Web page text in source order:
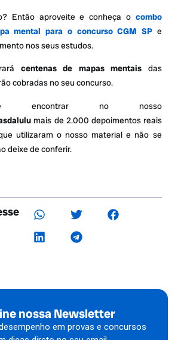
Então aproveite e conheça o combo
mental para o concurso CGM SP e
nos seus estudos.
centenas de mapas mentais das
cobradas no seu concurso.
encontrar no nosso
mais de 2.000 depoimentos reais
utilizaram o nosso material e não se
deixe de conferir.
nossa Newsletter
em provas e concursos